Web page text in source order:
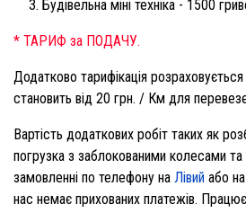
Будівельна міні техніка - 1500
* ТАРИФ за ПОДАЧУ.
Додатково тарифікація
становить від 20 грн. / Км для
Вартість додаткових робіт таких як
погрузка з заблокованими колесами та
замовленні по телефону на Лівий або на
нас немає прихованих платежів.